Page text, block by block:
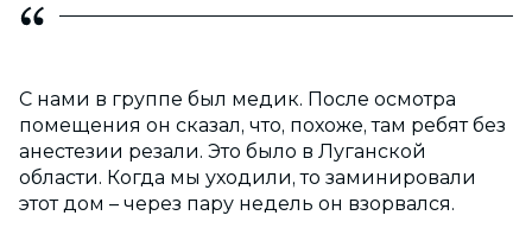
С нами в группе был медик. После осмотра
помещения он сказал, что, похоже, там ребят без
анестезии резали. Это было в Луганской
области. Когда мы уходили, то заминировали
этот дом – через пару недель он взорвался.